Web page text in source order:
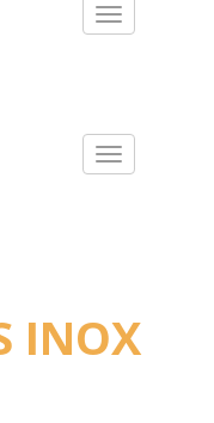
Toggle
Toggle
INOX